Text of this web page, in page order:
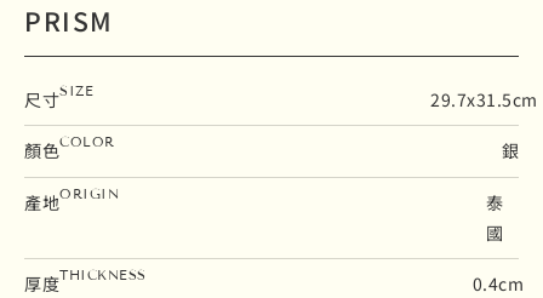
PRISM
尺寸SIZE 29.7x31.5cm
顏色COLOR 銀
產地ORIGIN
泰
國
厚度THICKNESS 0.4cm